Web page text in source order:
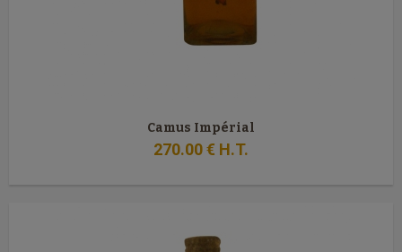
Camus Impérial
270.00€ H.T.